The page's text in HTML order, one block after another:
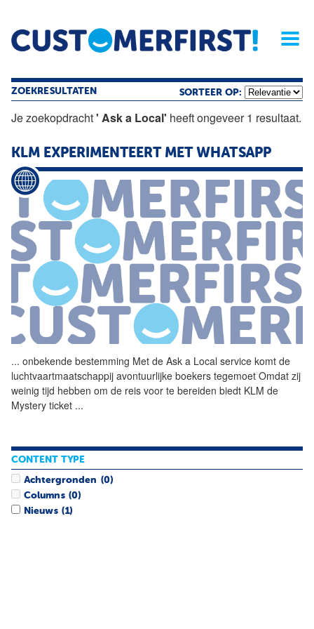
Home Opinie Archief
Magazine
ZOEKRESULTATEN SORTEER OP:
Je zoekopdracht' Ask a Local' heeft ongeveer 1 resultaat.
KLM EXPERIMENTEERT MET WHATSAPP
... onbekende bestemming Met de Ask a Local service komt de
luchtvaartmaatschappij avontuurlijke boekers tegemoet Omdat zij
weinig tijd hebben om de reis voor te bereiden biedt KLM de
Mystery ticket ...
CONTENT TYPE
Achtergronden (0)
Columns (0)
Nieuws (1)